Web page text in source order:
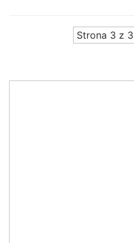
Strona 3 z 3